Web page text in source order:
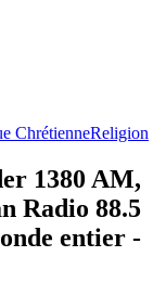
ChrétienneReligion
1380 AM,
Radio 88.5
entier -